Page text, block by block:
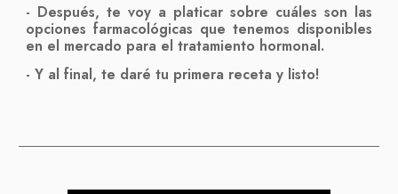
- Después, te voy a platicar sobre cuáles son las
opciones farmacológicas que tenemos disponibles
en el mercado para el tratamiento hormonal.
- Y al final, te daré tu primera receta y listo!